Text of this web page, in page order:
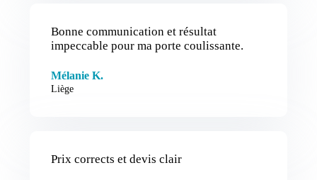
Bonne communication et résultat
impeccable pour ma porte coulissante.
Mélanie K.
Liège
Prix corrects et devis clair